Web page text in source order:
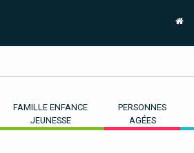
FAMILLE ENFANCE
JEUNESSE
PERSONNES
AGÉES